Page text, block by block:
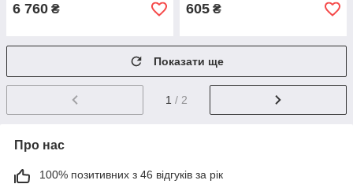
6 760 ₴ 605 ₴
Показати ще
1 / 2
Про нас
100% позитивних з 46 відгуків за рік